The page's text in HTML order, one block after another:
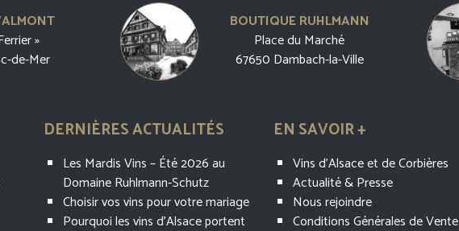
»
de-Mer
BOUTIQUE RUHLMANN
Place du Marché
67650 Dambach-la-Ville
DERNIÈRES ACTUALITÉS
Les Mardis Vins – Été 2026 au
Domaine Ruhlmann-Schutz
Choisir vos vins pour votre mariage
Pourquoi les vins d’Alsace portent
EN SAVOIR +
Vins d’Alsace et de Corbières
Actualité & Presse
Nous rejoindre
Conditions Générales de Vente